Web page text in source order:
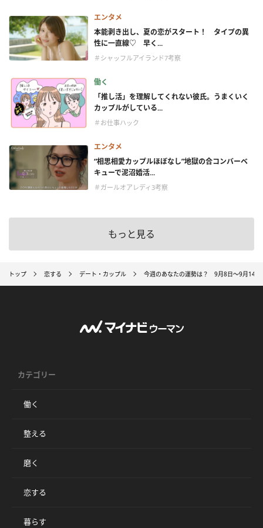
エンタメ
本能剥き出し、夏の恋がスタート！ タイプの異
性に一直線♡ 早く...
＃シャッフルアイランド7考察
働く
「推し活」を理解してくれない彼氏。うまくいく
カップルがしている...
＃お仕事ハック
エンタメ
“相思相愛カップルほぼなし”地獄の合コンバーベ
キューで泥沼婚活...
＃ガールオアレディ3考察
もっと見る
トップ 恋する デート・カップル 今週のあなたの運勢は？ 9月8日〜9月14日
カテゴリー
働く
整える
磨く
恋する
暮らす